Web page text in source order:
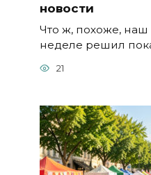
новости
Что ж, похоже, наш
неделе решил
21